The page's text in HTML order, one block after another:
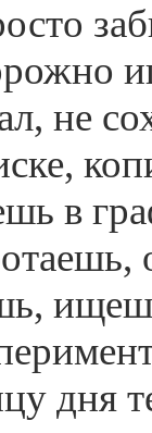
не
в
дня